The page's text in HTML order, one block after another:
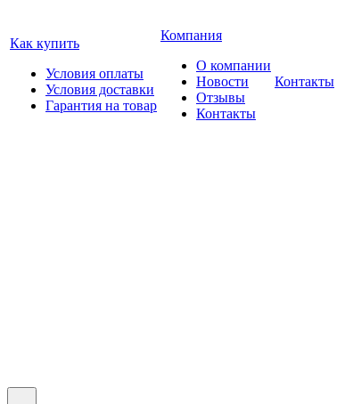
Как купить
Условия оплаты
Условия доставки
Гарантия на товар
Компания
О компании
Новости
Отзывы
Контакты
Контакты